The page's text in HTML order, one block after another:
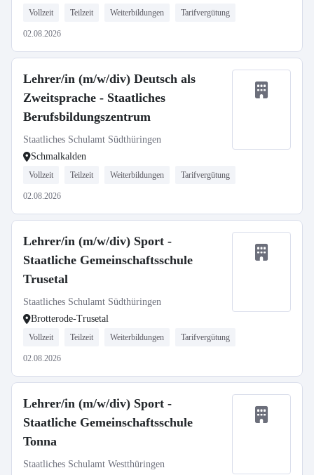
Vollzeit Teilzeit Weiterbildungen Tarifvergütung
02.08.2026
Lehrer/in (m/w/div) Deutsch als
Zweitsprache - Staatliches
Berufsbildungszentrum
Staatliches Schulamt Südthüringen
Schmalkalden
Vollzeit Teilzeit Weiterbildungen Tarifvergütung
02.08.2026
Lehrer/in (m/w/div) Sport -
Staatliche Gemeinschaftsschule
Trusetal
Staatliches Schulamt Südthüringen
Brotterode-Trusetal
Vollzeit Teilzeit Weiterbildungen Tarifvergütung
02.08.2026
Lehrer/in (m/w/div) Sport -
Staatliche Gemeinschaftsschule
Tonna
Staatliches Schulamt Westthüringen